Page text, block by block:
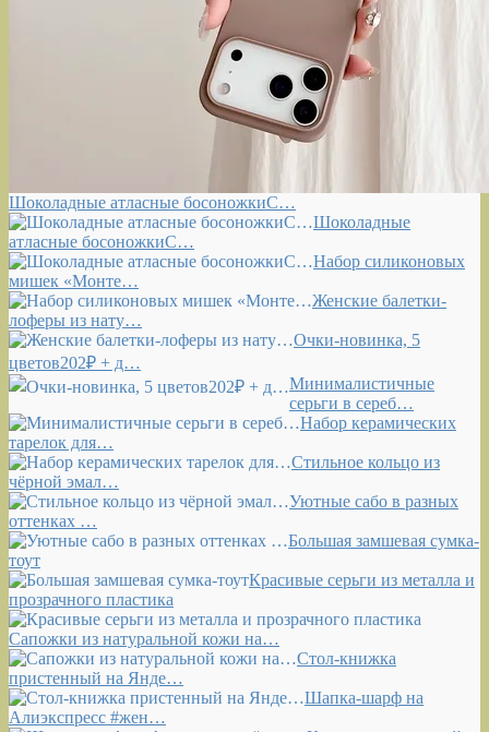
Шоколадные атласные босоножкиС…
Шоколадные
атласные босоножкиС…
Набор силиконовых
мишек «Монте…
Женские балетки-
лоферы из нату…
Очки-новинка, 5
цветов202₽ + д…
Минималистичные
серьги в сереб…
Набор керамических
тарелок для…
Стильное кольцо из
чёрной эмал…
Уютные сабо в разных
оттенках …
Большая замшевая сумка-
тоут
Красивые серьги из металла и
прозрачного пластика
Сапожки из натуральной кожи на…
Стол-книжка
пристенный на Янде…
Шапка-шарф на
Алиэкспресс #жен…